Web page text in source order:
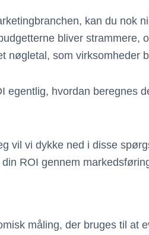
kan du nok
bliver strammere,
nøgletal, som virksomheder
egentlig, hvordan beregnes
vil vi dykke ned i disse
ROI gennem
måling, der bruges til at